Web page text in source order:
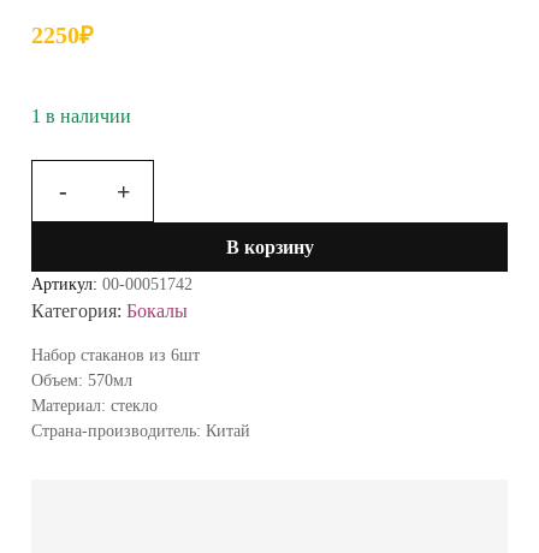
2250₽
1 в наличии
-
Количество
стаканов
6шт
588-
551
+
В корзину
Артикул:00-00051742
Категория:Бокалы
Набор стаканов из 6шт
Объем: 570мл
Материал: стекло
Страна-производитель: Китай